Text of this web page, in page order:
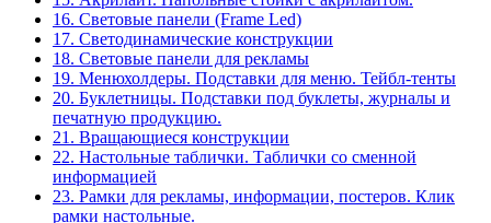
16. Световые панели (Frame Led)
17. Светодинамические конструкции
18. Световые панели для рекламы
19. Менюхолдеры. Подставки для меню. Тейбл-тенты
20. Буклетницы. Подставки под буклеты, журналы и
печатную продукцию.
21. Вращающиеся конструкции
22. Настольные таблички. Таблички со сменной
информацией
23. Рамки для рекламы, информации, постеров. Клик
рамки настольные.